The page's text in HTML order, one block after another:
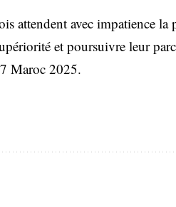
attendent avec impatience
et poursuivre leur
Maroc 2025.